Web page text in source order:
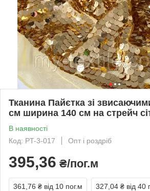
Тканина Пайєтка зі
см ширина 140 см на стрейч
В наявності
Код: PT-3-017
Опт і роздріб
395,36 ₴/пог.м
361,76 ₴ від 10 пог.м 327,04 ₴ від 40